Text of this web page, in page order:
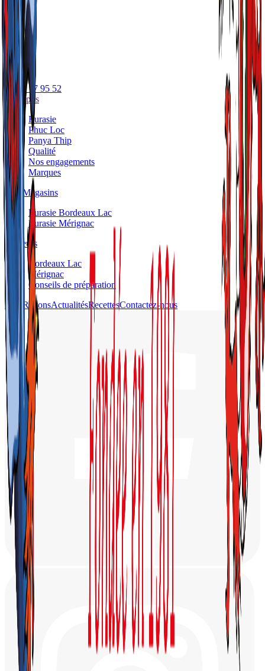
05 56 17 95 52
A propos
Eurasie
Phuc Loc
Panya Thip
Qualité
Nos engagements
Marques
Nos Magasins
Eurasie Bordeaux Lac
Eurasie Mérignac
Traiteurs
Bordeaux Lac
Mérignac
Conseils de préparation
Nos RayonsActualitésRecettesContactez-nous